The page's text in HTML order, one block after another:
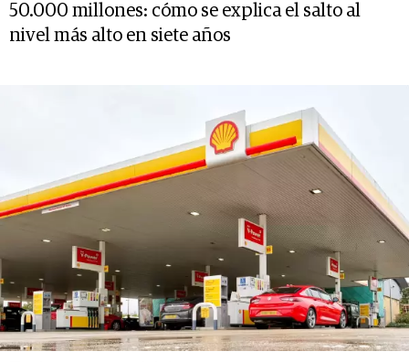
50.000 millones: cómo se explica el salto al
nivel más alto en siete años